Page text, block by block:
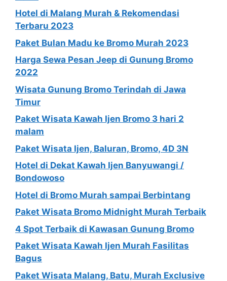
Hotel di Malang Murah & Rekomendasi
Terbaru 2023
Paket Bulan Madu ke Bromo Murah 2023
Harga Sewa Pesan Jeep di Gunung Bromo
2022
Wisata Gunung Bromo Terindah di Jawa
Timur
Paket Wisata Kawah Ijen Bromo 3 hari 2
malam
Paket Wisata Ijen, Baluran, Bromo, 4D 3N
Hotel di Dekat Kawah Ijen Banyuwangi /
Bondowoso
Hotel di Bromo Murah sampai Berbintang
Paket Wisata Bromo Midnight Murah Terbaik
4 Spot Terbaik di Kawasan Gunung Bromo
Paket Wisata Kawah Ijen Murah Fasilitas
Bagus
Paket Wisata Malang, Batu, Murah Exclusive